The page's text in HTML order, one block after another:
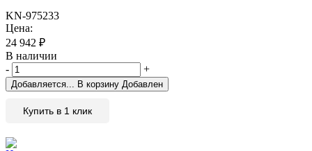
KN-975233
Цена:
24 942 ₽
В наличии
-
+
Добавляется... В корзину Добавлен
Купить в 1 клик